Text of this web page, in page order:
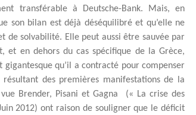
transférable à Deutsche-Bank. Mais, en
son bilan est déjà déséquilibré et qu’elle ne
de solvabilité. Elle peut aussi être sauvée par
et en dehors du cas spécifique de la Grèce,
qu’il a contracté pour compenser
des premières manifestations de la
Brender, Pisani et Gagna (« La crise des
2012) ont raison de souligner que le déficit